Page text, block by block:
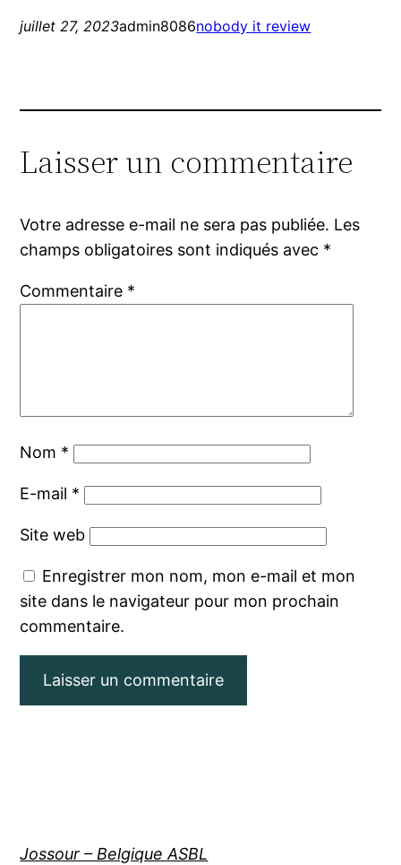
juillet 27, 2023admin8086nobody it review
Laisser un commentaire
Votre adresse e-mail ne sera pas publiée. Les
champs obligatoires sont indiqués avec *
Commentaire *
Nom *
E-mail *
Site web
Enregistrer mon nom, mon e-mail et mon
site dans le navigateur pour mon prochain
commentaire.
Jossour – Belgique ASBL